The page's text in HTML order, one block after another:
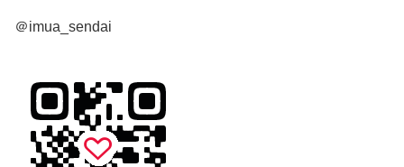
＠imua_sendai